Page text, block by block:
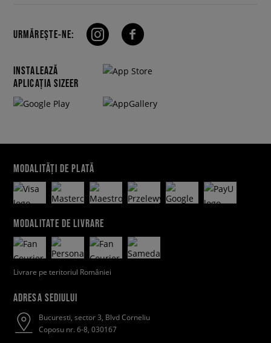
URMĂREȘTE-NE:
INSTALEAZĂ
APLICAȚIA SIZEER
MODALITĂȚI DE PLATĂ
MODALITATE DE LIVRARE
Livrare pe teritoriul României
ADRESA SEDIULUI
Bucuresti, sector 3, Blvd Corneliu
Coposu nr. 6-8, 030167